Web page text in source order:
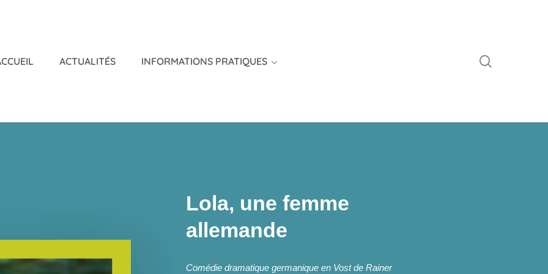
ACTUALITÉS INFORMATIONS PRATIQUES
Lola, une femme
allemande
Comédie dramatique germanique en Vost de Rainer